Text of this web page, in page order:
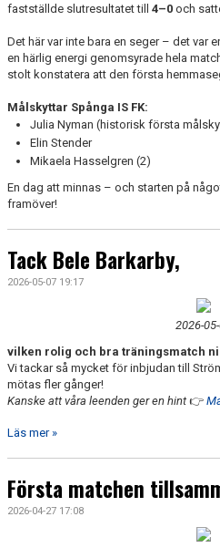
fastställde slutresultatet till 4–0 och
Det här var inte bara en seger – det var
en härlig energi genomsyrade hela
stolt konstatera att den första
Målskyttar Spånga IS FK:
Julia Nyman (historisk första
Elin Stender
Mikaela Hasselgren (2)
En dag att minnas – och starten på
framöver!
Tack Bele Barkarby,
2026-05-07 19:17
2026-
vilken rolig och bra träningsmatch ni
Vi tackar så mycket för inbjudan till
mötas fler gånger!
Kanske att våra leenden ger en hint 👉
Läs mer »
Första matchen
2026-04-27 17:08